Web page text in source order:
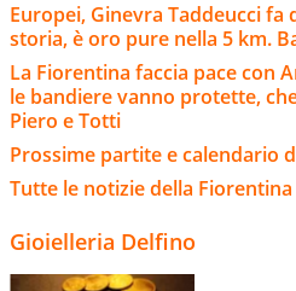
Europei, Ginevra Taddeucci
storia, è oro pure nella 5 km.
La Fiorentina faccia pace con
le bandiere vanno protette,
Piero e Totti
Prossime partite e calendario
Tutte le notizie della Fiorentina
Gioielleria Delfino